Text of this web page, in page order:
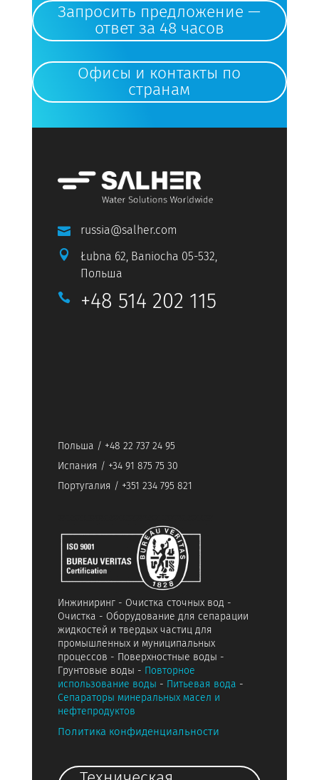
Запросить предложение —
ответ за 48 часов
Офисы и контакты по
странам
 russia@salher.com

Łubna 62, Baniocha 05-532,
Польша
 +48 514 202 115
Польша / +48 22 737 24 95
Испания / +34 91 875 75 30
Португалия / +351 234 795 821
Инжиниринг - Очистка сточных вод -
Очистка - Оборудование для сепарации
жидкостей и твердых частиц для
промышленных и муниципальных
процессов - Поверхностные воды -
Грунтовые воды - Повторное
использование воды - Питьевая вода -
Сепараторы минеральных масел и
нефтепродуктов
Политика конфиденциальности